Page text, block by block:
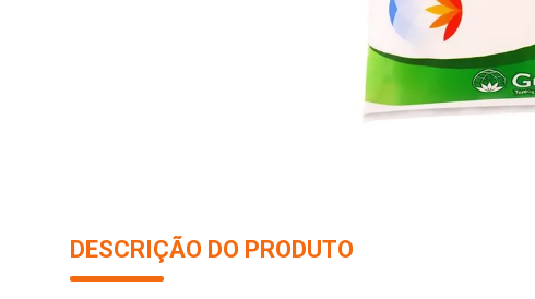
DESCRIÇÃO DO PRODUTO